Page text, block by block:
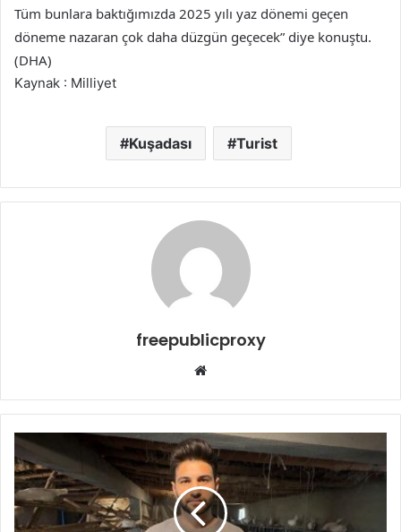
Tüm bunlara baktığımızda 2025 yılı yaz dönemi geçen
döneme nazaran çok daha düzgün geçecek” diye konuştu.
(DHA)
Kaynak : Milliyet
Kuşadası Turist
freepublicproxy
Web